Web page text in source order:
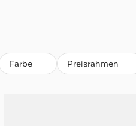
Farbe Preisrahmen